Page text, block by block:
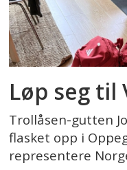
Løp seg til
Trollåsen-gutten
flasket opp i
representere